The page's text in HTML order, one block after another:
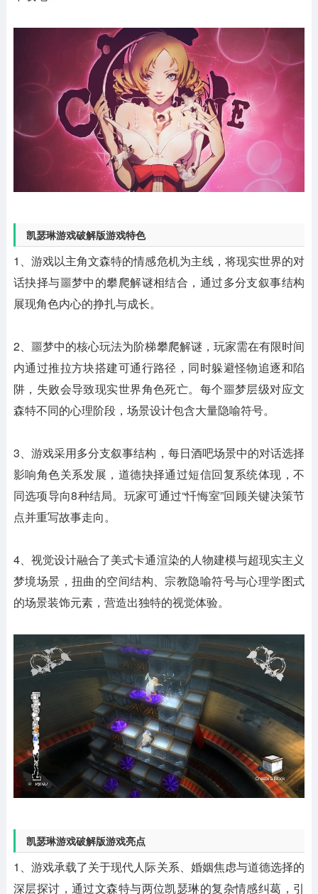
凯瑟琳游戏破解版游戏特色
1、游戏以主角文森特的情感危机为主线，将现实世界的对
话抉择与噩梦中的攀爬解谜相结合，通过多分支叙事结构
展现角色内心的挣扎与成长。
2、噩梦中的核心玩法为阶梯攀爬解谜，玩家需在有限时间
内通过推拉方块搭建可通行路径，同时躲避怪物追逐和陷
阱，失败会导致现实世界角色死亡。每个噩梦层级对应文
森特不同的心理阶段，场景设计包含大量隐喻符号。
3、游戏采用多分支叙事结构，每日酒吧场景中的对话选择
影响角色关系发展，道德抉择通过短信回复系统体现，不
同选项导向8种结局。玩家可通过“忏悔室”回顾关键决策节
点并重写故事走向。
4、视觉设计融合了美式卡通渲染的人物建模与超现实主义
梦境场景，扭曲的空间结构、宗教隐喻符号与心理学图式
的场景装饰元素，营造出独特的视觉体验。
凯瑟琳游戏破解版游戏亮点
1、游戏承载了关于现代人际关系、婚姻焦虑与道德选择的
深层探讨，通过文森特与两位凯瑟琳的复杂情感纠葛，引